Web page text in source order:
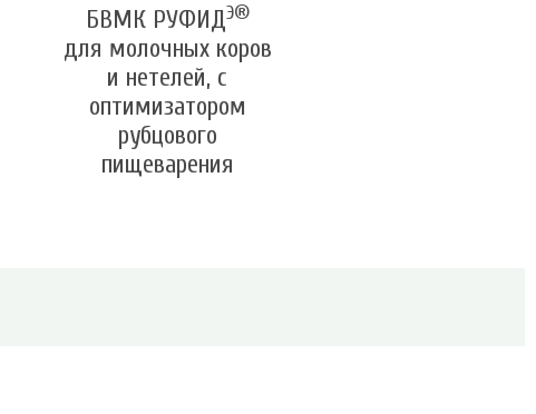
БВМК РУФИДЭ®
для молочных коров
и нетелей, с
оптимизатором
рубцового
пищеварения